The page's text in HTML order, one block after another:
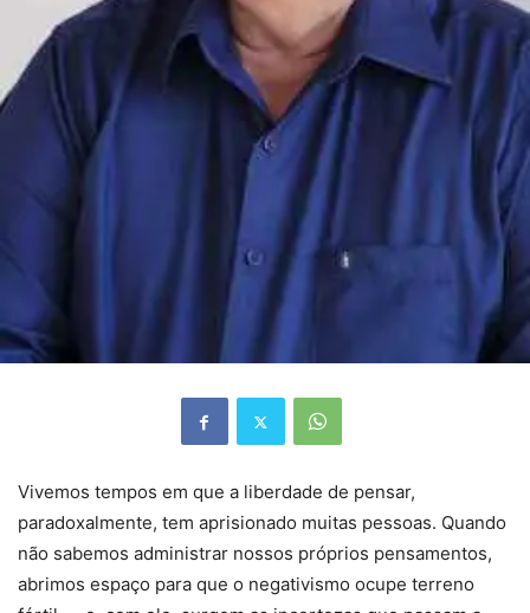
Vivemos tempos em que a liberdade de pensar,
paradoxalmente, tem aprisionado muitas pessoas. Quando
não sabemos administrar nossos próprios pensamentos,
abrimos espaço para que o negativismo ocupe terreno